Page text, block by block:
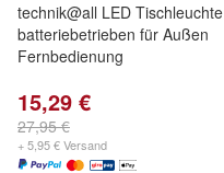
technik@all LED Tischleuchte
batteriebetrieben für Außen
Fernbedienung
15,29 €
27,95 €
+ 5,95 € Versand